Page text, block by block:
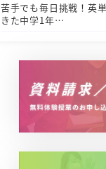
苦手でも毎日挑戦！英
きた中学1年…